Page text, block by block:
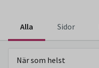
Alla Sidor
När som helst